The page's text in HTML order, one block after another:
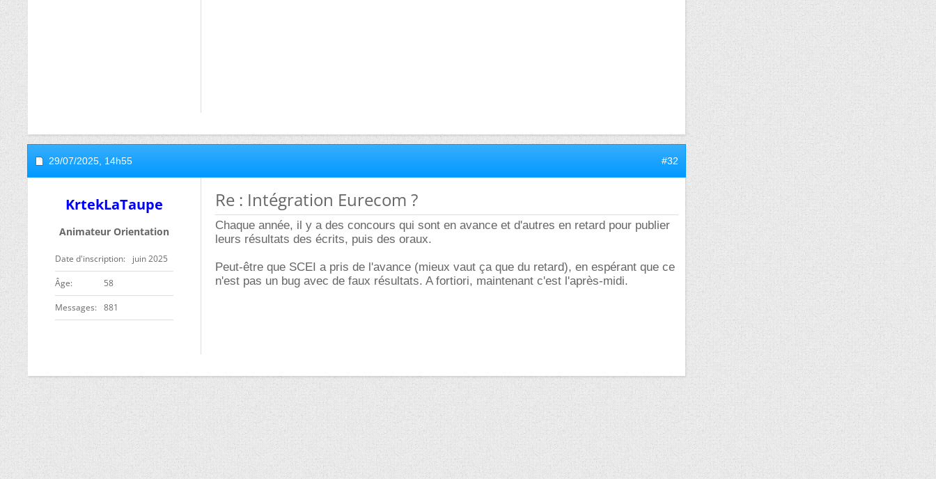
29/07/2025, 14h55 #32
KrtekLaTaupe
Animateur Orientation
Date d'inscription juin 2025
ge 58
Messages 881
Re : Intégration Eurecom ?
Chaque année, il y a des concours qui sont en avance et d'autres en retard pour publier
leurs résultats des écrits, puis des oraux.
Peut-être que SCEI a pris de l'avance (mieux vaut ça que du retard), en espérant que ce
n'est pas un bug avec de faux résultats. A fortiori, maintenant c'est l'après-midi.